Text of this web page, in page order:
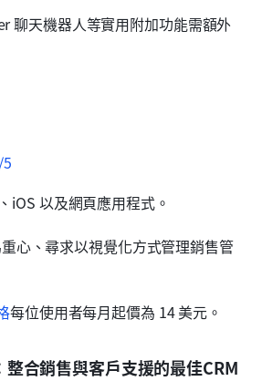
聊天機器人等實用附加功能需額外
iOS 以及網頁應用程式。
心、尋求以視覺化方式管理銷售管
每位使用者每月起價為 14 美元。
合銷售與客戶支援的最佳CRM